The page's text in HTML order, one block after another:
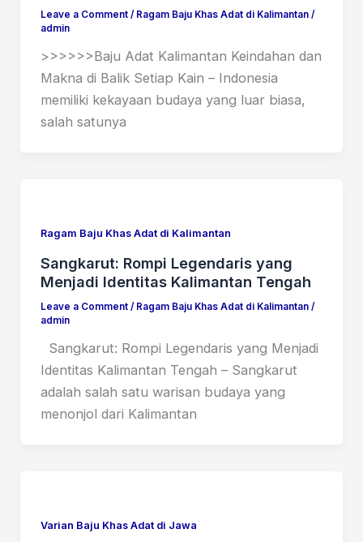
Leave a Comment / Ragam Baju Khas Adat di Kalimantan/
admin
>>>>>>Baju Adat Kalimantan Keindahan dan
Makna di Balik Setiap Kain – Indonesia
memiliki kekayaan budaya yang luar biasa,
salah satunya
Ragam Baju Khas Adat di Kalimantan
Sangkarut: Rompi Legendaris yang
Menjadi Identitas Kalimantan Tengah
Leave a Comment / Ragam Baju Khas Adat di Kalimantan/
admin
Sangkarut: Rompi Legendaris yang Menjadi
Identitas Kalimantan Tengah – Sangkarut
adalah salah satu warisan budaya yang
menonjol dari Kalimantan
Varian Baju Khas Adat di Jawa